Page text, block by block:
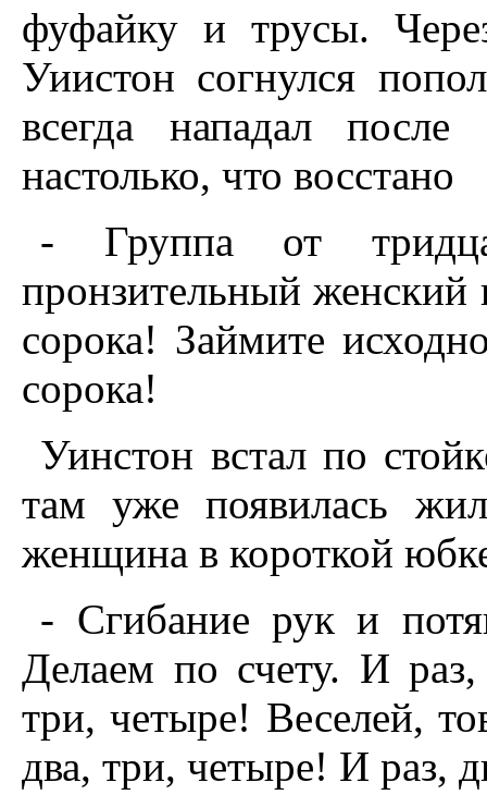
фуфайку и трусы.
Уиистон согнулся
всегда нападал
настолько, что восстано
- Группа от
пронзительный женский
сорока! Займите
сорока!
Уинстон встал по
там уже появилась
женщина в короткой
- Сгибание рук и
Делаем по счету. И
три, четыре! Веселей,
два, три, четыре! И раз,